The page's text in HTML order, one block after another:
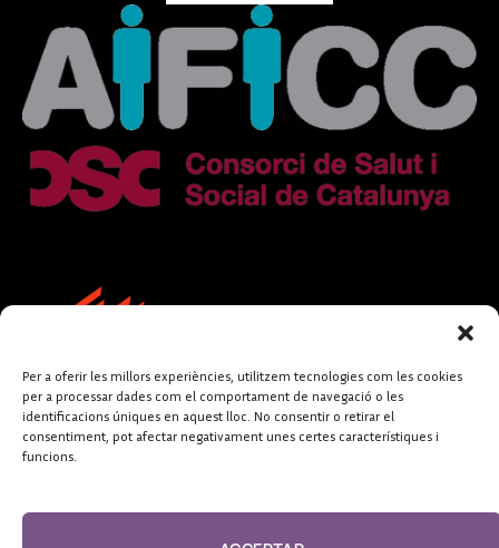
Per a oferir les millors experiències, utilitzem tecnologies com les cookies
per a processar dades com el comportament de navegació o les
identificacions úniques en aquest lloc. No consentir o retirar el
consentiment, pot afectar negativament unes certes característiques i
funcions.
FUNDACIÓ